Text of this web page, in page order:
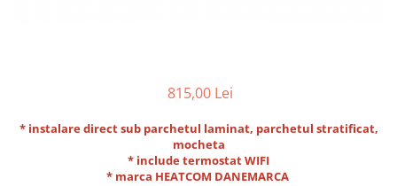
815,00 Lei
* instalare direct sub parchetul laminat, parchetul stratificat,
mocheta
* include termostat WIFI
* marca HEATCOM DANEMARCA